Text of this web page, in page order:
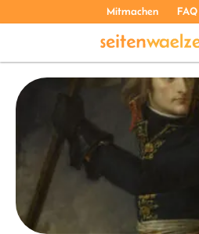
Mitmachen FAQ
THEMEN
PODCASTS